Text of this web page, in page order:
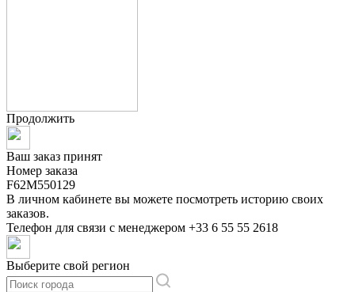
Продолжить
Ваш заказ принят
Номер заказа
F62M550129
В личном кабинете вы можете посмотреть историю своих
заказов.
Телефон для связи с менеджером +33 6 55 55 2618
Выберите свой регион